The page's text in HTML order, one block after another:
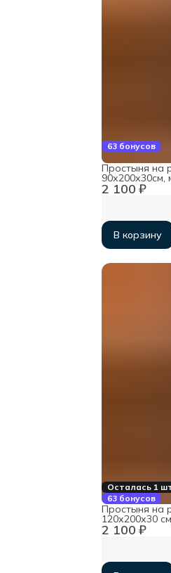
63 бонусов
2 100 ₽
Простыня на
90х200х30см,
В корзину
Осталась 1
63 бонусов
2 100 ₽
Простыня на
120х200х30